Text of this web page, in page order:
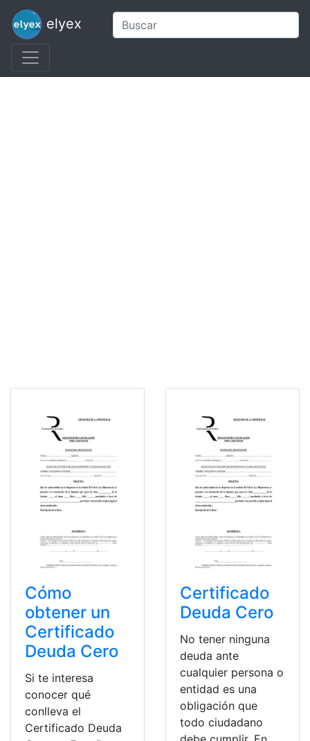
elyex
Cómo
obtener un
Certificado
Deuda Cero
Si te interesa
conocer qué
conlleva el
Certificado Deuda
Certificado
Deuda Cero
No tener ninguna
deuda ante
cualquier persona o
entidad es una
obligación que
todo ciudadano